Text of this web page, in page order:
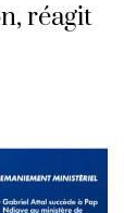
réagit